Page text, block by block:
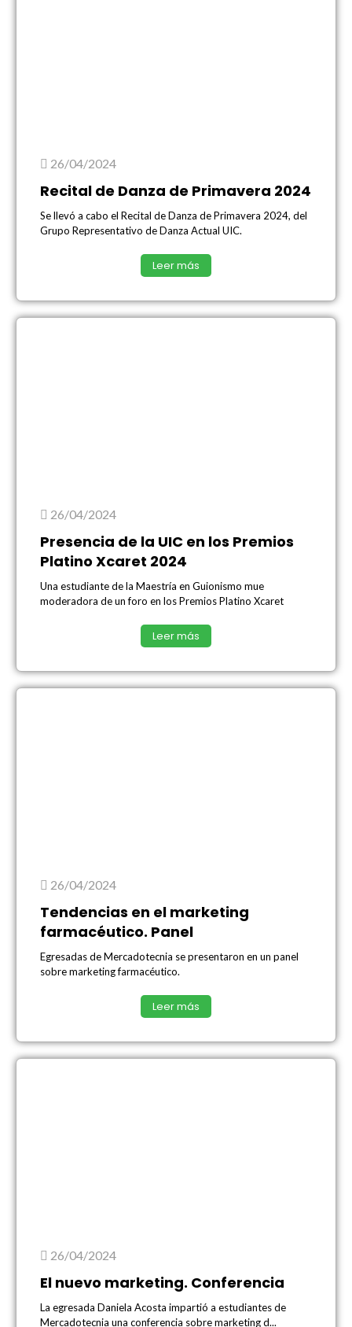
26/04/2024
Recital de Danza de Primavera 2024
Se llevó a cabo el Recital de Danza de Primavera 2024, del
Grupo Representativo de Danza Actual UIC.
Leer más
26/04/2024
Presencia de la UIC en los Premios
Platino Xcaret 2024
Una estudiante de la Maestría en Guionismo mue
moderadora de un foro en los Premios Platino Xcaret
Leer más
26/04/2024
Tendencias en el marketing
farmacéutico. Panel
Egresadas de Mercadotecnia se presentaron en un panel
sobre marketing farmacéutico.
Leer más
26/04/2024
El nuevo marketing. Conferencia
La egresada Daniela Acosta impartió a estudiantes de
Mercadotecnia una conferencia sobre marketing d...